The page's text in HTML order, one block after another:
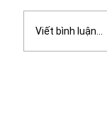
Viết bình luận...